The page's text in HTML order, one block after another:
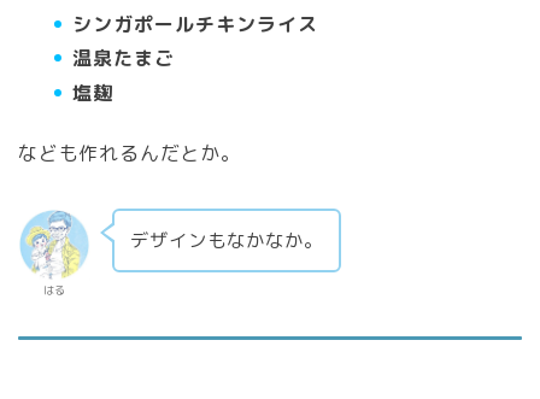
シンガポールチキンライス
温泉たまご
塩麹
なども作れるんだとか。
はる
デザインもなかなか。